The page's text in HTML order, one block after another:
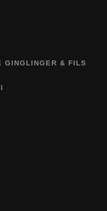
GINGLINGER & FILS